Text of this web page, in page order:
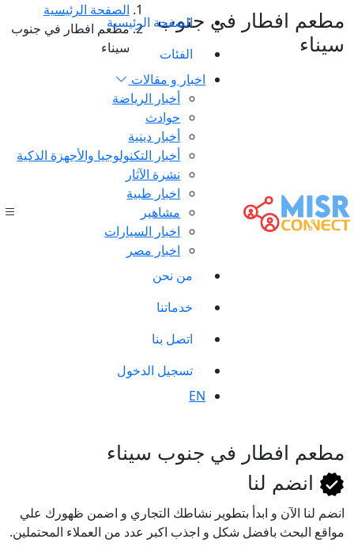
الصفحة الرئيسية
الفئات
اخبار و مقالات
أخبار الرياضة
حوادث
أخبار دينية
أخبار التكنولوجيا والأجهزة الذكية
نشرة الآثار
اخبار طبية
مشاهير
اخبار السيارات
اخبار مصر
من نحن
خدماتنا
اتصل بنا
تسجيل الدخول
EN
مطعم افطار في جنوب
سيناء
الصفحة الرئيسية
مطعم افطار في جنوب
سيناء
مطعم افطار في جنوب سيناء
انضم لنا
انضم لنا اﻵن و ابدأ بتطوير نشاطك التجاري و اضمن ظهورك علي
مواقع البحث بافضل شكل و اجذب اكبر عدد من العملاء المحتملين.